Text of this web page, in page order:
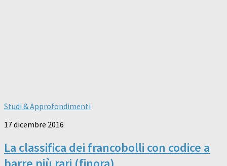
Studi & Approfondimenti
17 dicembre 2016
La classifica dei francobolli con codice a